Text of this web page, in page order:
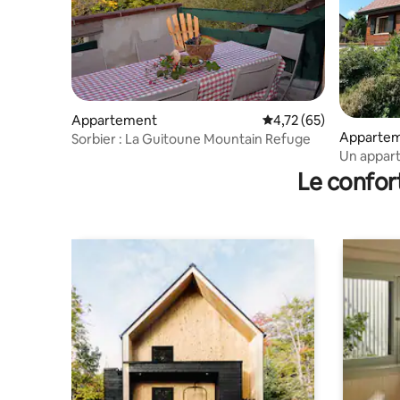
Appartement Évaluation moyenne
4,72 (65)
Sorbier : La Guitoune Mountain Refuge
Un
Le